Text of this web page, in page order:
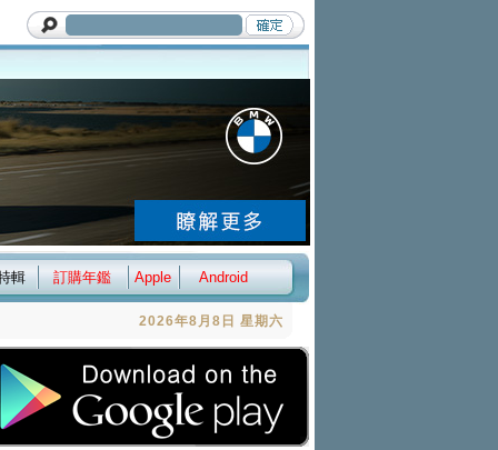
輯 訂購年鑑 Apple Android
2026年8月8日 星期六